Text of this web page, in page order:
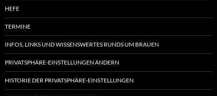
HEFE
TERMINE
INFOS, LINKS UND WISSENSWERTES RUNDS UM BRAUEN
PRIVATSPHÄRE-EINSTELLUNGEN ÄNDERN
HISTORIE DER PRIVATSPHÄRE-EINSTELLUNGEN